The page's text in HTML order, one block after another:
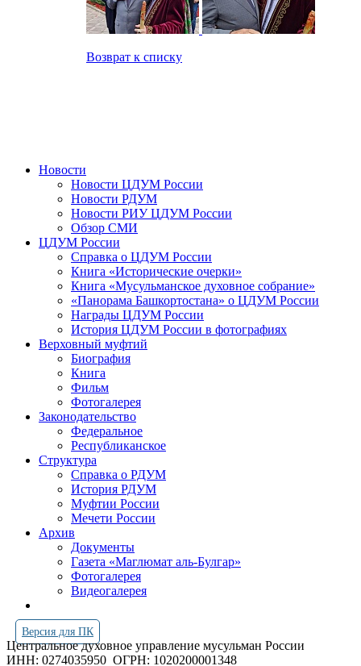
Возврат к списку
Новости
Новости ЦДУМ России
Новости РДУМ
Новости РИУ ЦДУМ России
Обзор СМИ
ЦДУМ России
Справка о ЦДУМ России
Книга «Исторические очерки»
Книга «Мусульманское духовное собрание»
«Панорама Башкортостана» о ЦДУМ России
Награды ЦДУМ России
История ЦДУМ России в фотографиях
Верховный муфтий
Биография
Книга
Фильм
Фотогалерея
Законодательство
Федеральное
Республиканское
Структура
Справка о РДУМ
История РДУМ
Муфтии России
Мечети России
Архив
Документы
Газета «Маглюмат аль-Булгар»
Фотогалерея
Видеогалерея
Версия для ПК
Центральное духовное управление мусульман России
ИНН: 0274035950 ОГРН: 1020200001348